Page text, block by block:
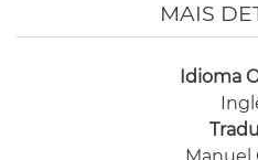
MAIS
Idioma